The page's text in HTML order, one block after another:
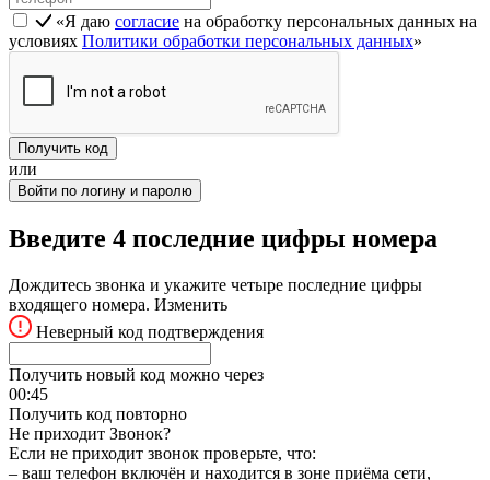
«Я даю согласие на обработку персональных данных на
условиях Политики обработки персональных данных»
Получить код
или
Войти по логину и паролю
Введите 4 последние цифры номера
Дождитесь звонка и укажите четыре последние цифры
входящего номера. Изменить
Неверный код подтверждения
Получить новый код можно через
00:45
Получить код повторно
Не приходит Звонок?
Если не приходит звонок проверьте, что:
– ваш телефон включён и находится в зоне приёма сети,